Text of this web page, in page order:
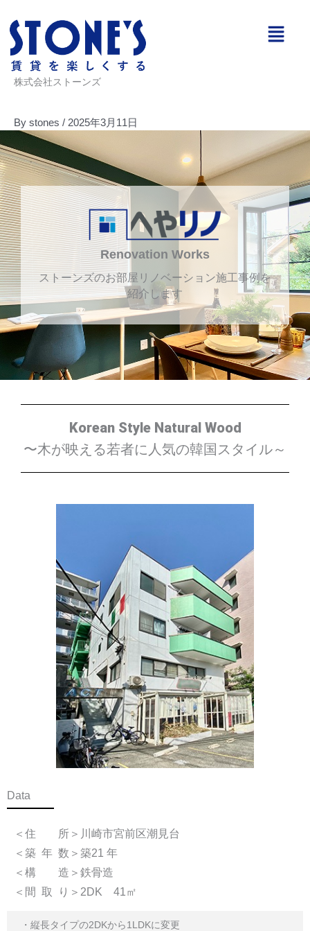
株式会社ストーンズ
メ
ニ
By stones / 2025年3月11日
Renovation Works
ストーンズのお部屋リノベーション施工事例を
紹介します
Korean Style Natural Wood
〜木が映える若者に人気の韓国スタイル～
Data
＜住 所＞川崎市宮前区潮見台
＜築 年 数＞築21 年
＜構 造＞鉄骨造
＜間 取 り＞2DK 41㎡
・ 縦長タイプの2DKから1LDKに変更